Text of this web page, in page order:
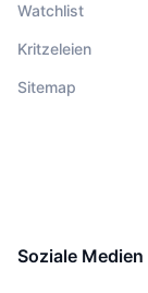
Watchlist
Kritzeleien
Sitemap
Soziale Medien